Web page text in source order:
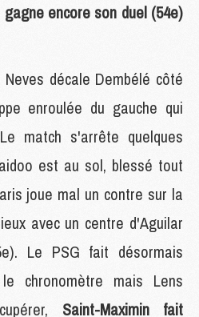
encore son duel (54e)
décale Dembélé côté
enroulée du gauche qui
match s'arrête quelques
est au sol, blessé tout
joue mal un contre sur la
avec un centre d'Aguilar
Le PSG fait désormais
chronomètre mais Lens
Saint-Maximin fait